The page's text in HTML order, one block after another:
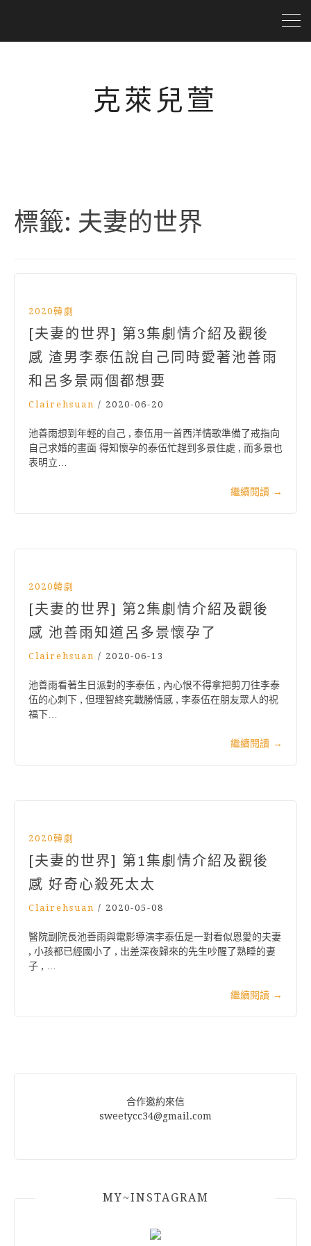
克萊兒萱
標籤: 夫妻的世界
2020韓劇
[夫妻的世界] 第3集劇情介紹及觀後
感 渣男李泰伍說自己同時愛著池善雨
和呂多景兩個都想要
Clairehsuan / 2020-06-20
池善雨想到年輕的自己 , 泰伍用一首西洋情歌準備了戒指向
自己求婚的畫面 得知懷孕的泰伍忙趕到多景住處 , 而多景也
表明立…
繼續閱讀 →
2020韓劇
[夫妻的世界] 第2集劇情介紹及觀後
感 池善雨知道呂多景懷孕了
Clairehsuan / 2020-06-13
池善雨看著生日派對的李泰伍 , 內心恨不得拿把剪刀往李泰
伍的心刺下 , 但理智終究戰勝情感 , 李泰伍在朋友眾人的祝
福下…
繼續閱讀 →
2020韓劇
[夫妻的世界] 第1集劇情介紹及觀後
感 好奇心殺死太太
Clairehsuan / 2020-05-08
醫院副院長池善雨與電影導演李泰伍是一對看似恩愛的夫妻
, 小孩都已經國小了 , 出差深夜歸來的先生吵醒了熟睡的妻
子 , …
繼續閱讀 →
合作邀約來信
sweetycc34@gmail.com
MY~INSTAGRAM